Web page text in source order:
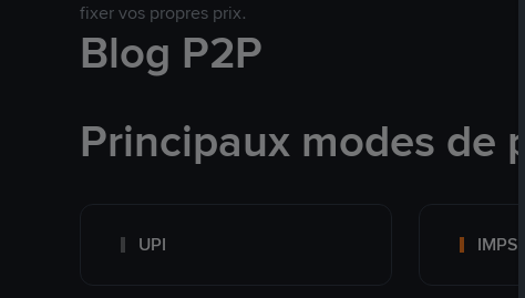
fixer vos propres prix.
Blog P2P
Principaux modes de
UPI IMPS